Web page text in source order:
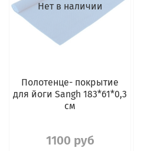
Нет в наличии
Полотенце- покрытие
для йоги Sangh 183*61*0,3
см
1100 руб